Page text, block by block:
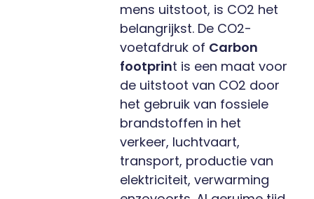
mens uitstoot, is CO2 het
belangrijkst. De CO2-
voetafdruk of Carbon
footprint is een maat voor
de uitstoot van CO2 door
het gebruik van fossiele
brandstoffen in het
verkeer, luchtvaart,
transport, productie van
elektriciteit, verwarming